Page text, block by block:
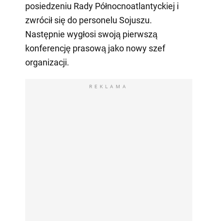
posiedzeniu Rady Północnoatlantyckiej i
zwrócił się do personelu Sojuszu.
Następnie wygłosi swoją pierwszą
konferencję prasową jako nowy szef
organizacji.
REKLAMA